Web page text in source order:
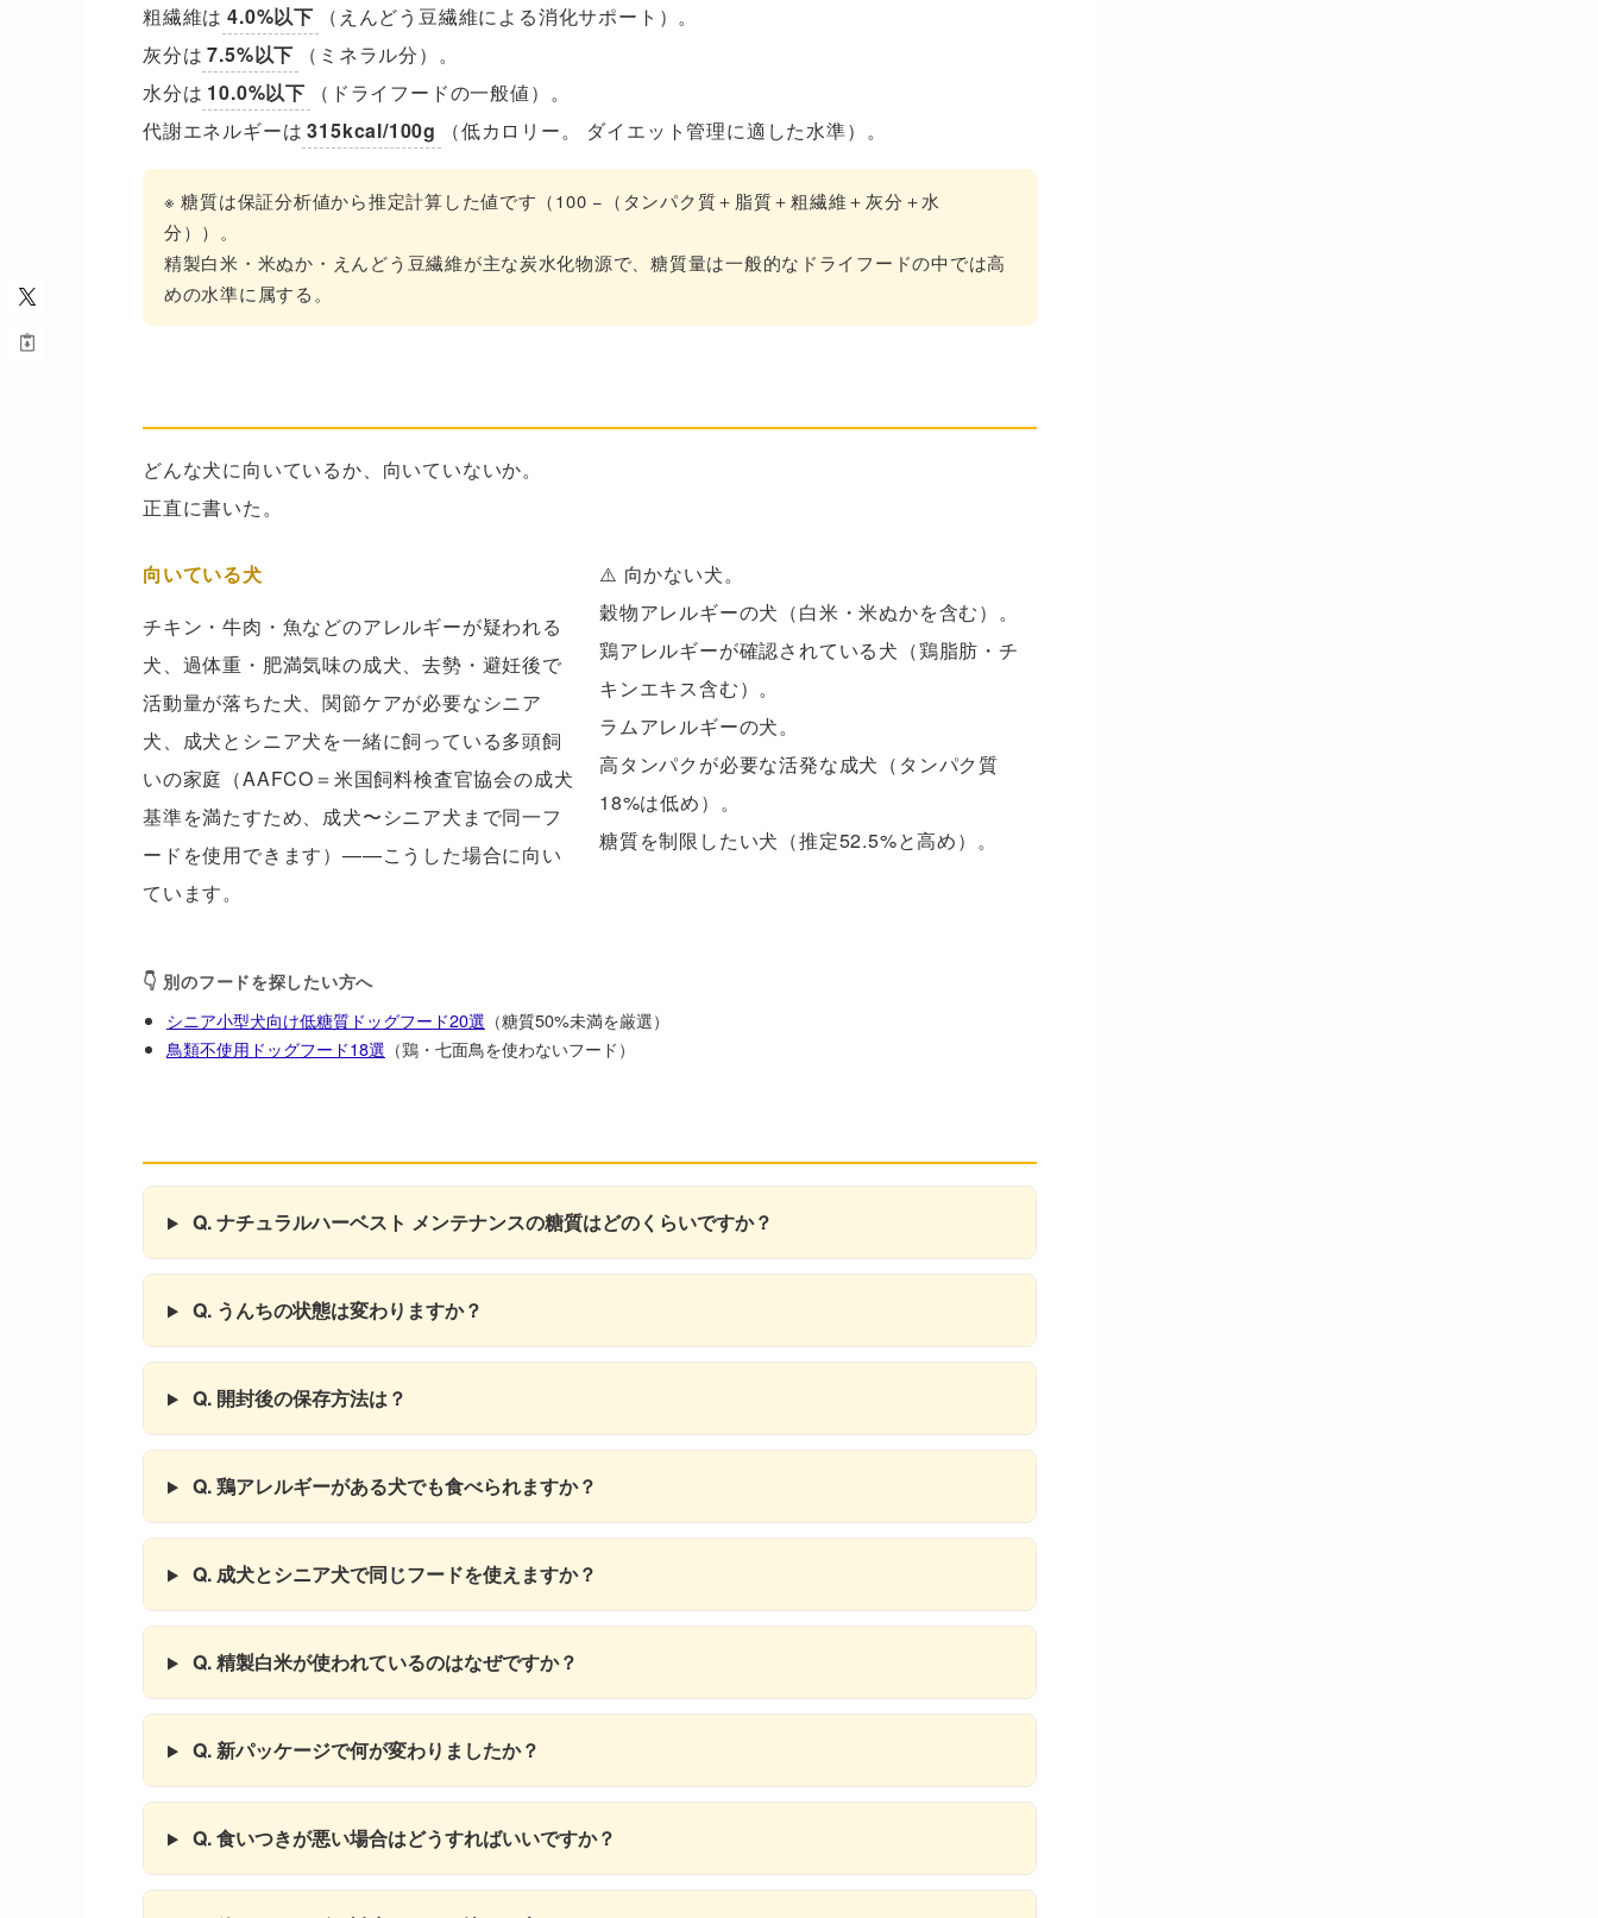
粗繊維は 4.0%以下
（えんどう豆繊維による消化サポート）。
灰分は 7.5%以下
（ミネラル分）。
水分は 10.0%以下
（ドライフードの一般値）。
代謝エネルギーは 315kcal/100g （低カロリー。 ダイエット管理に適した水準）。
※ 糖質は保証分析値から推定計算した値です（100 −（タンパク質＋脂質＋粗繊維＋灰分＋水
分））。
精製白米・米ぬか・えんどう豆繊維が主な炭水化物源で、糖質量は一般的なドライフードの中では高
めの水準に属する。
どんな犬に向いているか、向いていないか。
正直に書いた。
向いている犬
チキン・牛肉・魚などのアレルギーが疑われる
犬、過体重・肥満気味の成犬、去勢・避妊後で
活動量が落ちた犬、関節ケアが必要なシニア
犬、成犬とシニア犬を一緒に飼っている多頭飼
いの家庭（AAFCO＝米国飼料検査官協会の成犬
基準を満たすため、成犬〜シニア犬まで同一フ
ードを使用できます）——こうした場合に向い
ています。
⚠️ 向かない犬。
穀物アレルギーの犬（白米・米ぬかを含む）。
鶏アレルギーが確認されている犬（鶏脂肪・チ
キンエキス含む）。
ラムアレルギーの犬。
高タンパクが必要な活発な成犬（タンパク質
18%は低め）。
糖質を制限したい犬（推定52.5%と高め）。
👇 別のフードを探したい方へ
シニア小型犬向け低糖質ドッグフード20選 （糖質50%未満を厳選）
鳥類不使用ドッグフード18選 （鶏・七面鳥を使わないフード）
Q. ナチュラルハーベスト メンテナンスの糖質はどのくらいですか？
Q. うんちの状態は変わりますか？
Q. 開封後の保存方法は？
Q. 鶏アレルギーがある犬でも食べられますか？
Q. 成犬とシニア犬で同じフードを使えますか？
Q. 精製白米が使われているのはなぜですか？
Q. 新パッケージで何が変わりましたか？
Q. 食いつきが悪い場合はどうすればいいですか？